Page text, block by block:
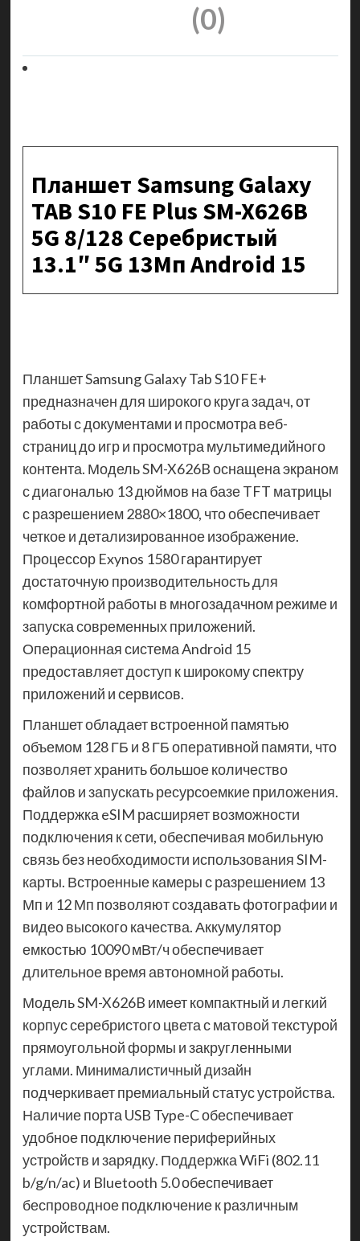
(0)
Планшет Samsung Galaxy
TAB S10 FE Plus SM-X626B
5G 8/128 Серебристый
13.1″ 5G 13Мп Android 15
Планшет Samsung Galaxy Tab S10 FE+
предназначен для широкого круга задач, от
работы с документами и просмотра веб-
страниц до игр и просмотра мультимедийного
контента. Модель SM-X626B оснащена экраном
с диагональю 13 дюймов на базе TFT матрицы
с разрешением 2880×1800, что обеспечивает
четкое и детализированное изображение.
Процессор Exynos 1580 гарантирует
достаточную производительность для
комфортной работы в многозадачном режиме и
запуска современных приложений.
Операционная система Android 15
предоставляет доступ к широкому спектру
приложений и сервисов.
Планшет обладает встроенной памятью
объемом 128 ГБ и 8 ГБ оперативной памяти, что
позволяет хранить большое количество
файлов и запускать ресурсоемкие приложения.
Поддержка eSIM расширяет возможности
подключения к сети, обеспечивая мобильную
связь без необходимости использования SIM-
карты. Встроенные камеры с разрешением 13
Мп и 12 Мп позволяют создавать фотографии и
видео высокого качества. Аккумулятор
емкостью 10090 мВт/ч обеспечивает
длительное время автономной работы.
Модель SM-X626B имеет компактный и легкий
корпус серебристого цвета с матовой текстурой
прямоугольной формы и закругленными
углами. Минималистичный дизайн
подчеркивает премиальный статус устройства.
Наличие порта USB Type-C обеспечивает
удобное подключение периферийных
устройств и зарядку. Поддержка WiFi (802.11
b/g/n/ac) и Bluetooth 5.0 обеспечивает
беспроводное подключение к различным
устройствам.